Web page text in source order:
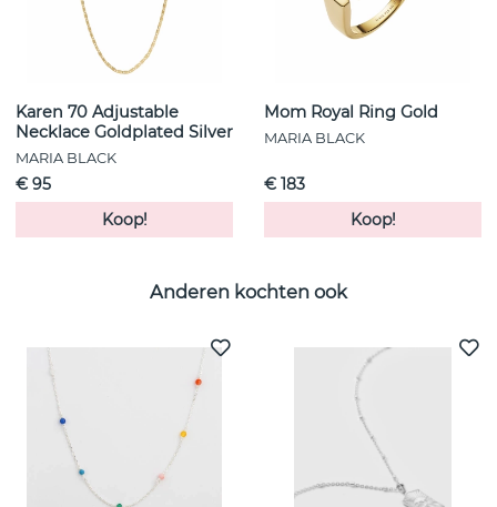
Karen 70 Adjustable
Necklace Goldplated Silver
MARIA BLACK
€ 95
Koop!
Mom Royal Ring Gold
MARIA BLACK
€ 183
Koop!
Anderen kochten ook